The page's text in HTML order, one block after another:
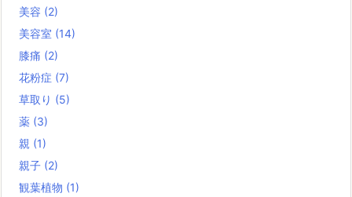
美容 (2)
美容室 (14)
膝痛 (2)
花粉症 (7)
草取り (5)
薬 (3)
親 (1)
親子 (2)
観葉植物 (1)